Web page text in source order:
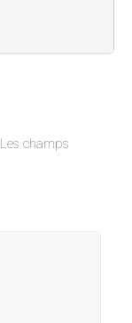
Les champs